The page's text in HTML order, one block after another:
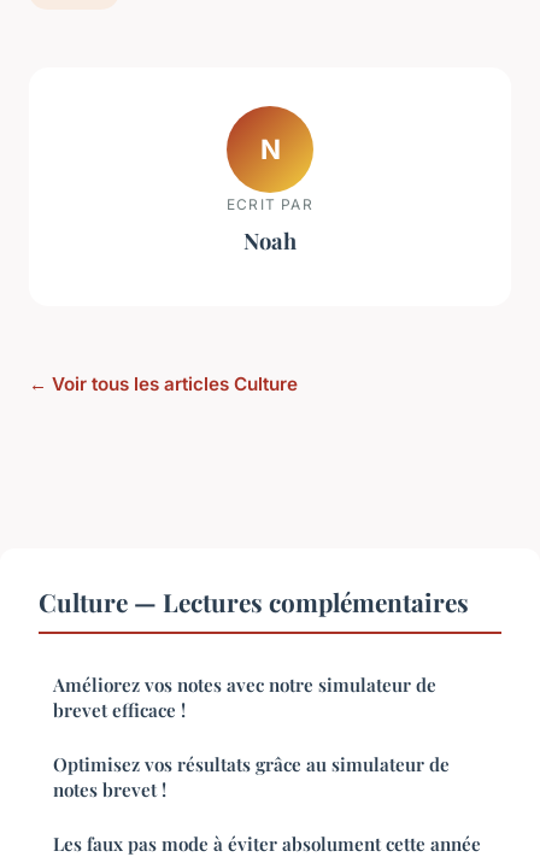
N
ECRIT PAR
Noah
← Voir tous les articles Culture
Culture — Lectures complémentaires
Améliorez vos notes avec notre simulateur de
brevet efficace !
Optimisez vos résultats grâce au simulateur de
notes brevet !
Les faux pas mode à éviter absolument cette année